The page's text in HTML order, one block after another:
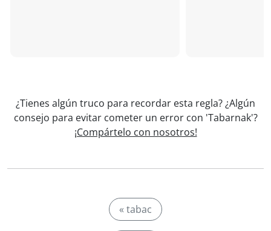
¿Tienes algún truco para recordar esta regla? ¿Algún
consejo para evitar cometer un error con 'Tabarnak'?
¡Compártelo con nosotros!
« tabac